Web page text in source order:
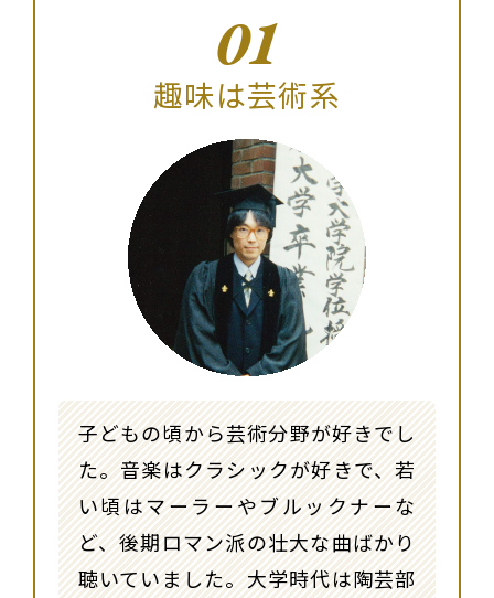
01
趣味は芸術系
子どもの頃から芸術分野が好きでし
た。音楽はクラシックが好きで、若
い頃はマーラーやブルックナーな
ど、後期ロマン派の壮大な曲ばかり
聴いていました。大学時代は陶芸部